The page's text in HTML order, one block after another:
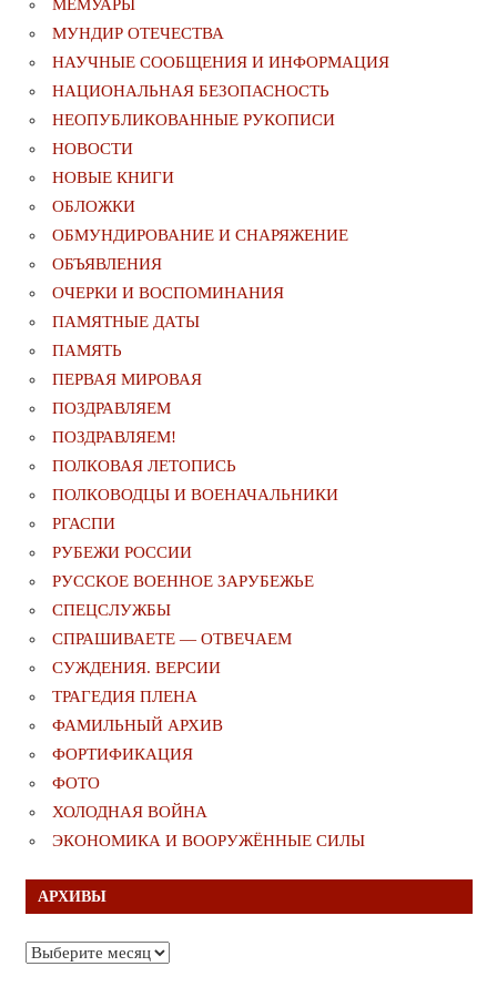
МЕМУАРЫ
МУНДИР ОТЕЧЕСТВА
НАУЧНЫЕ СООБЩЕНИЯ И ИНФОРМАЦИЯ
НАЦИОНАЛЬНАЯ БЕЗОПАСНОСТЬ
НЕОПУБЛИКОВАННЫЕ РУКОПИСИ
НОВОСТИ
НОВЫЕ КНИГИ
ОБЛОЖКИ
ОБМУНДИРОВАНИЕ И СНАРЯЖЕНИЕ
ОБЪЯВЛЕНИЯ
ОЧЕРКИ И ВОСПОМИНАНИЯ
ПАМЯТНЫЕ ДАТЫ
ПАМЯТЬ
ПЕРВАЯ МИРОВАЯ
ПОЗДРАВЛЯЕМ
ПОЗДРАВЛЯЕМ!
ПОЛКОВАЯ ЛЕТОПИСЬ
ПОЛКОВОДЦЫ И ВОЕНАЧАЛЬНИКИ
РГАСПИ
РУБЕЖИ РОССИИ
РУССКОЕ ВОЕННОЕ ЗАРУБЕЖЬЕ
СПЕЦСЛУЖБЫ
СПРАШИВАЕТЕ — ОТВЕЧАЕМ
СУЖДЕНИЯ. ВЕРСИИ
ТРАГЕДИЯ ПЛЕНА
ФАМИЛЬНЫЙ АРХИВ
ФОРТИФИКАЦИЯ
ФОТО
ХОЛОДНАЯ ВОЙНА
ЭКОНОМИКА И ВООРУЖЁННЫЕ СИЛЫ
АРХИВЫ
Архивы